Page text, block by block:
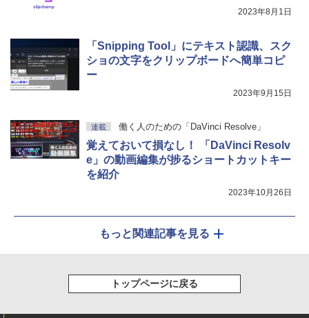
2023年8月1日
「Snipping Tool」にテキスト認識、スク
ショの文字をクリップボードへ簡単コピ
ー
2023年9月15日
連載 働く人のための「DaVinci Resolve」
覚えておいて損なし！ 「DaVinci Resolv
e」の動画編集が捗るショートカットキー
を紹介
2023年10月26日
もっと関連記事を見る
トップページに戻る